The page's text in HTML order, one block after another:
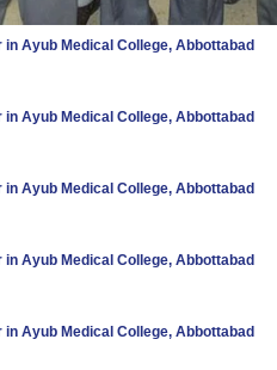
Ayub Medical College, Abbottabad
Ayub Medical College, Abbottabad
Ayub Medical College, Abbottabad
Ayub Medical College, Abbottabad
Ayub Medical College, Abbottabad